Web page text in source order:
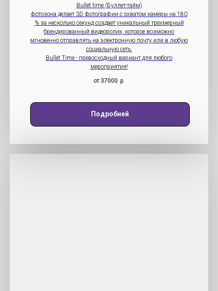
Bullet time (Буллет-тайм)
фотозона делает 3D фотографии с охватом камеры на 180
% за несколько секунд создает уникальный трехмерный
брендированный видеоролик, которое возможно
мгновенно отправлять на электронную почту или в любую
социальную сеть.
Bullet Time - превосходный вариант для любого
мероприятия!
от 37000 р.
Подробней